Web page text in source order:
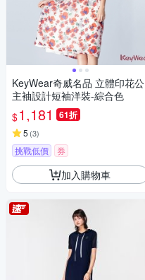
KeyWear奇威名品 立體印花公
主袖設計短袖洋裝-綜合色
$1,181 61折
5 (3)
挑戰低價 券
加入購物車